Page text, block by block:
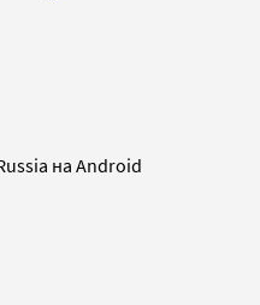
на Android